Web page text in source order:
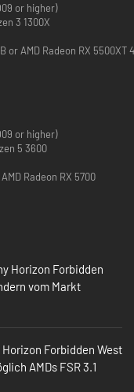
aber gefährliches
verbergen. Mit
Horizon Forbidden West
einschließlich
furchterregendere
wenn du in
zurückkehrst.
Plage
heim, während Furcht
und das
zusteuert.
or higher)
3 1300X
or AMD Radeon RX 5500XT
or higher)
5 3600
Radeon RX 5700
Horizon Forbidden
vom Markt
Forbidden West
AMDs FSR 3.1